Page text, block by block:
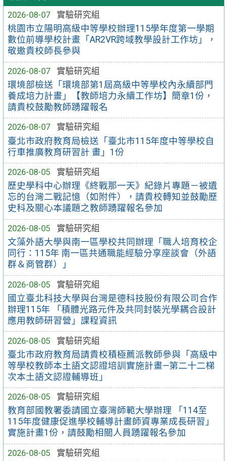
2026-08-07
實驗研究組
桃園市立陽明高級中等學校辦理115學年度第一學期
數位前導學校計畫「AR2VR跨域教學設計工作坊」，
敬邀貴校師長參與
2026-08-07
實驗研究組
環境部檢送「環境部第1屆高級中等學校內永續部門
養成培力計畫」【教師培力永續工作坊】簡章1份，
請貴校鼓勵教師踴躍報名
2026-08-07
實驗研究組
臺北市政府教育局檢送「臺北市115年度中等學校自
行車推廣教育研習計 畫」1份
2026-08-05
實驗研究組
歷史學科中心辦理《終戰那一天》紀錄片專題－被遺
忘的台灣二戰記憶（如附件），請貴校轉知並鼓勵歷
史科及關心本議題之教師踴躍報名參加
2026-08-05
實驗研究組
文藻外語大學與南一區學校共同辦理「職人培育校企
同行：115年 南一區共通職能經驗分享座談會（外語
群＆商管群）」
2026-08-05
實驗研究組
國立臺北科技大學與台灣是德科技股份有限公司合作
辦理115年 「積體光路元件及共同封裝光學耦合設計
應用教師研習營」課程資訊
2026-08-05
實驗研究組
臺北市政府教育局請貴校積極薦派教師參與「高級中
等學校教師本土語文認證培訓實施計畫—第二十二梯
次本土語文認證輔導班」
2026-08-05
實驗研究組
教育部國教署委請國立臺灣師範大學辦理 「114至
115年度健康促進學校輔導計畫師資專業成長研習」
實施計畫1份，請鼓勵相關人員踴躍報名參加
2026-08-05
實驗研究組